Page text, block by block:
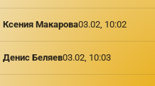
Ксения Макарова03.02, 10:02
Денис Беляев03.02, 10:03